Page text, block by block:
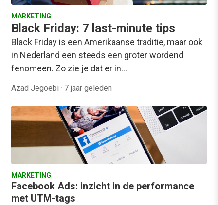
MARKETING
Black Friday: 7 last-minute tips
Black Friday is een Amerikaanse traditie, maar ook
in Nederland een steeds een groter wordend
fenomeen. Zo zie je dat er in…
Azad Jegoebi · 7 jaar geleden
MARKETING
Facebook Ads: inzicht in de performance
met UTM-tags